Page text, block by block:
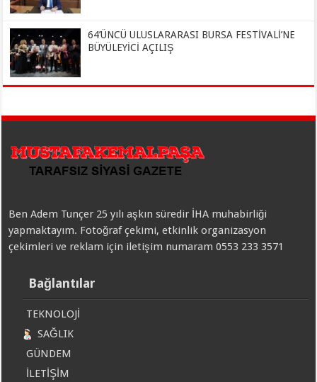
64’ÜNCÜ ULUSLARARASI BURSA FESTİVALİ’NE
BÜYÜLEYİCİ AÇILIŞ
Ben Adem Tunçer 25 yılı aşkın süredir İHA muhabirliği
yapmaktayım. Fotoğraf çekimi, etkinlik organizasyon
çekimleri ve reklam için iletişim numaram 0553 233 3571
Bağlantılar
TEKNOLOJİ
SAĞLIK
GÜNDEM
İLETİŞİM